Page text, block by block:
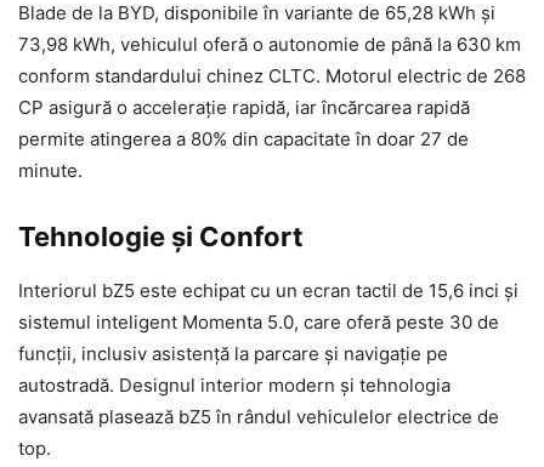
Blade de la BYD, disponibile în variante de 65,28 kWh și
73,98 kWh, vehiculul oferă o autonomie de până la 630 km
conform standardului chinez CLTC. Motorul electric de 268
CP asigură o accelerație rapidă, iar încărcarea rapidă
permite atingerea a 80% din capacitate în doar 27 de
minute.
Tehnologie și Confort
Interiorul bZ5 este echipat cu un ecran tactil de 15,6 inci și
sistemul inteligent Momenta 5.0, care oferă peste 30 de
funcții, inclusiv asistență la parcare și navigație pe
autostradă. Designul interior modern și tehnologia
avansată plasează bZ5 în rândul vehiculelor electrice de
top.